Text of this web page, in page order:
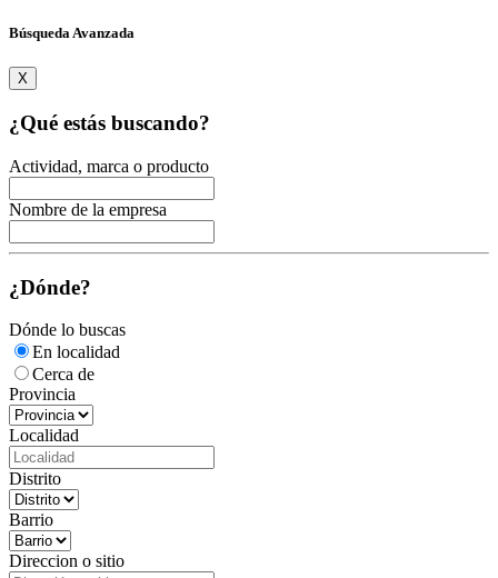
Búsqueda Avanzada
X
¿Qué estás buscando?
Actividad, marca o producto
Nombre de la empresa
¿Dónde?
Dónde lo buscas
En localidad
Cerca de
Provincia
Localidad
Distrito
Barrio
Direccion o sitio